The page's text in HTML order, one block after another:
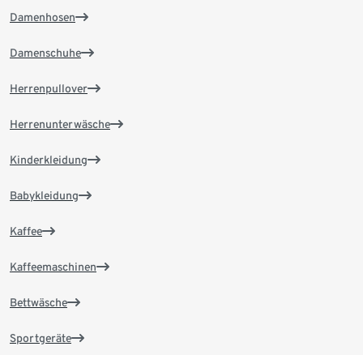
Damenhosen
Damenschuhe
Herrenpullover
Herrenunterwäsche
Kinderkleidung
Babykleidung
Kaffee
Kaffeemaschinen
Bettwäsche
Sportgeräte